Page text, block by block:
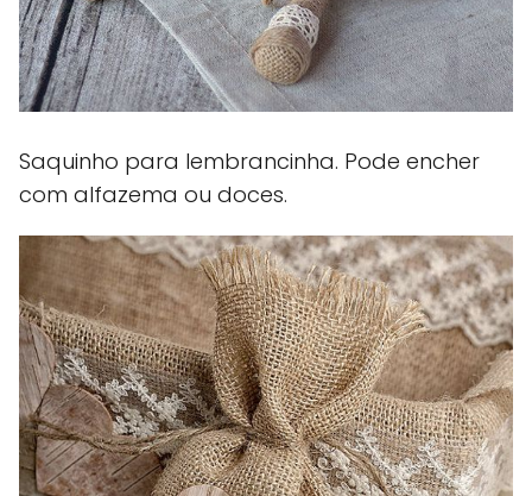
Saquinho para lembrancinha. Pode encher
com alfazema ou doces.